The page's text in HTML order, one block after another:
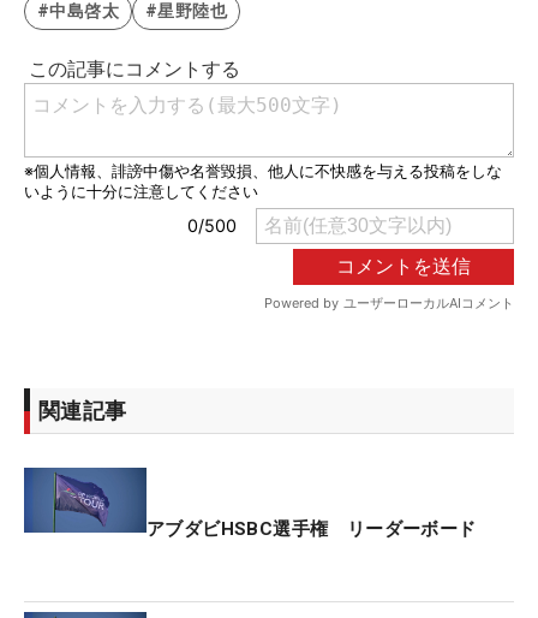
#中島啓太 #星野陸也
関連記事
アブダビHSBC選手権 リーダーボード